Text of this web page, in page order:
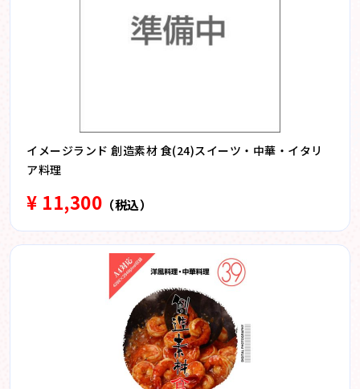
イメージランド 創造素材 食(24)スイーツ・中華・イタリ
ア料理
¥ 11,300 （税込）